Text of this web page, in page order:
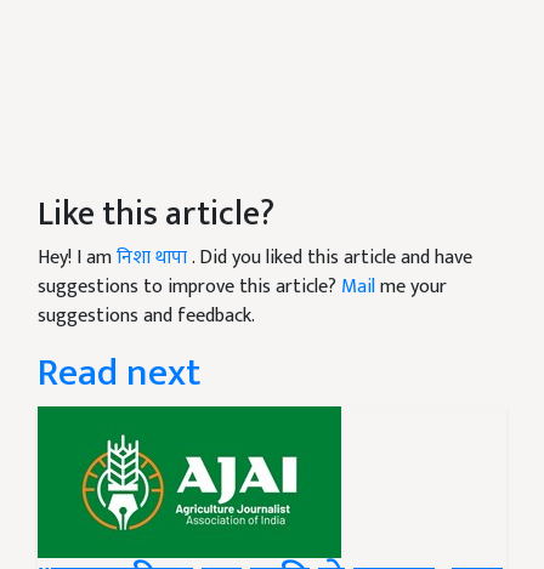
Like this article?
Hey! I amनिशा थापा. Did you liked this article and have
suggestions to improve this article? Mailme your
suggestions and feedback.
Read next